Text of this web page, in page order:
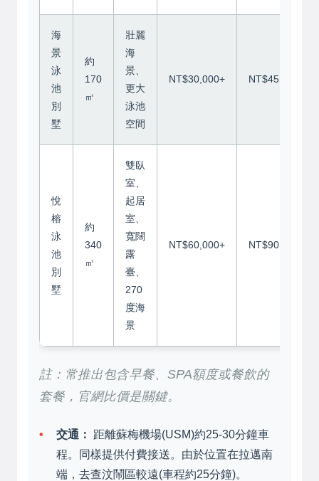
海
景
泳
池
別
墅
約
170
㎡
壯麗
海
景、
更大
泳池
空間
NT$30,000+ NT$45,000+
悅
榕
泳
池
別
墅
約
340
㎡
雙臥
室、
起居
室、
寬闊
露
臺、
270
度海
景
NT$60,000+ NT$90,000+
註：常推出包含早餐、SPA額度或餐飲的
套餐，官網比價是關鍵。
交通：
距離蘇梅機場(USM)約25-30分鐘車
程。同樣提供付費接送。由於位置在拉邁南
端，去查汶鬧區較遠(車程約25分鐘)。